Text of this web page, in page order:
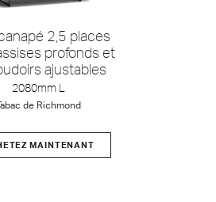
2,5 places
profonds et
ajustables
2080mm L
de Richmond
MAINTENANT